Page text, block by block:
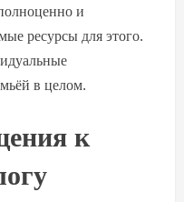
и
ресурсы для этого.
в целом.
к